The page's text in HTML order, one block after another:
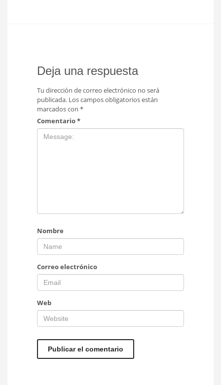
Deja una respuesta
Tu dirección de correo electrónico no será
publicada. Los campos obligatorios están
marcados con *
Comentario*
Nombre
Correo electrónico
Web